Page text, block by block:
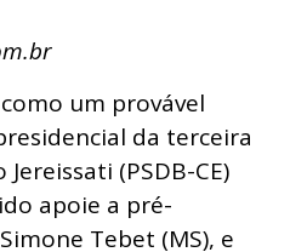
um provável
da terceira
(PSDB-CE)
apoie a pré-
Tebet (MS), e